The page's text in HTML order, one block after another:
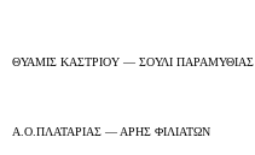
ΘΥΑΜΙΣ ΚΑΣΤΡΙΟΥ — ΣΟΥΛΙ ΠΑΡΑΜΥΘΙΑΣ
Α.Ο.ΠΛΑΤΑΡΙΑΣ — ΑΡΗΣ ΦΙΛΙΑΤΩΝ